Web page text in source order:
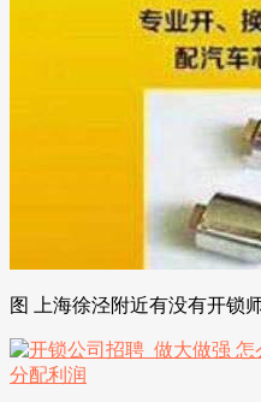
图 上海徐泾附近有没有开锁